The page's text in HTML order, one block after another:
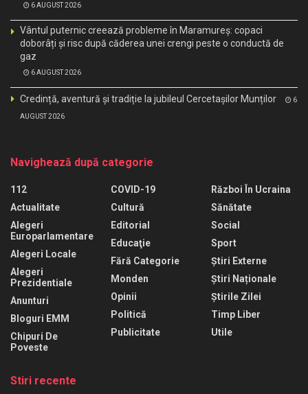
6 AUGUST 2026
Vântul puternic creează probleme în Maramureș: copaci
doborâți și risc după căderea unei crengi peste o conductă de
gaz
6 AUGUST 2026
Credință, aventură și tradiție la jubileul Cercetașilor Munților 6
AUGUST 2026
Navighează după categorie
112
Actualitate
Alegeri
Europarlamentare
Alegeri Locale
Alegeri
Prezidentiale
Anunturi
Bloguri EMM
Chipuri De
Poveste
COVID-19
Cultură
Editorial
Educaţie
Fără Categorie
Monden
Opinii
Politică
Publicitate
Război În Ucraina
Sănătate
Social
Sport
Știri Externe
Știri Naționale
Știrile Zilei
Timp Liber
Utile
Stiri recente